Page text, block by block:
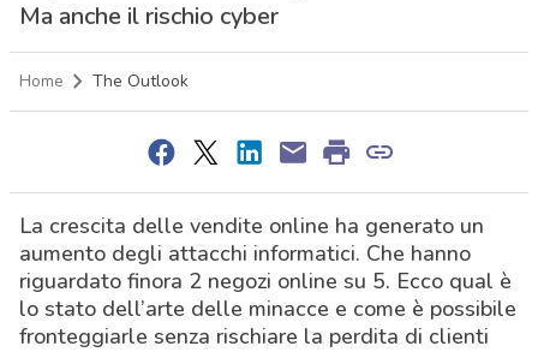
Ma anche il rischio cyber
Home The Outlook
La crescita delle vendite online ha generato un
aumento degli attacchi informatici. Che hanno
riguardato finora 2 negozi online su 5. Ecco qual è
lo stato dell’arte delle minacce e come è possibile
fronteggiarle senza rischiare la perdita di clienti